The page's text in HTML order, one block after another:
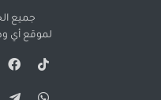
جميع
لموقع أي